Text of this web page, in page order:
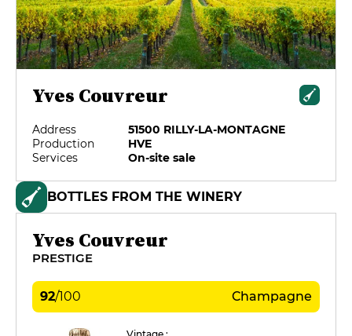
Yves Couvreur
Address
51500 RILLY-LA-MONTAGNE
Production
HVE
Services
On-site sale
BOTTLES FROM THE WINERY
Yves Couvreur
PRESTIGE
92/100 Champagne